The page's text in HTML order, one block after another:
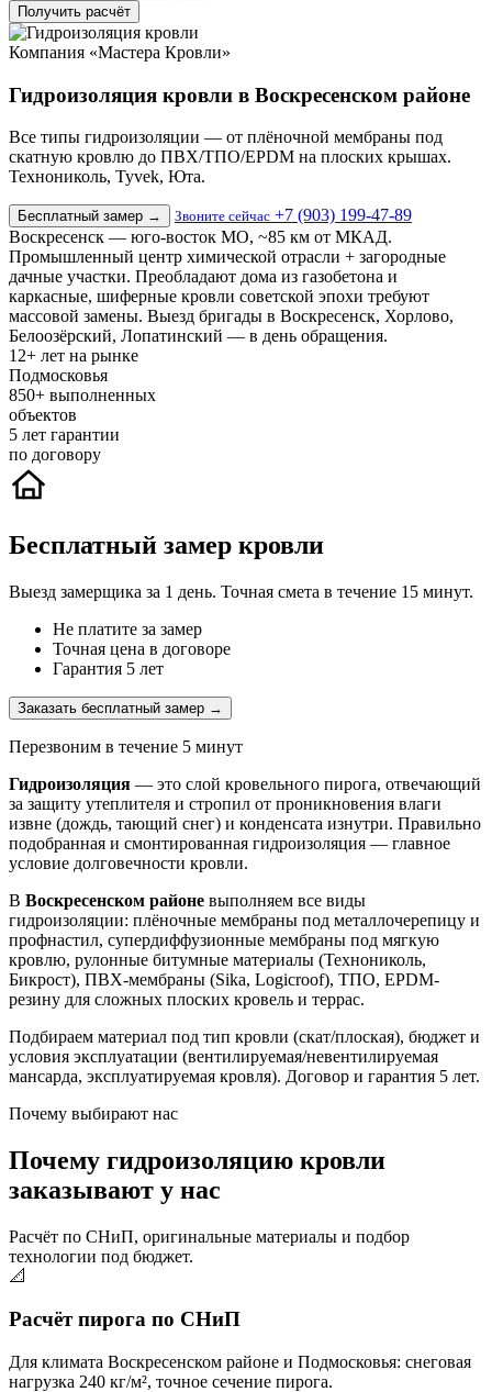
Получить расчёт
Компания «Мастера Кровли»
Гидроизоляция кровли в Воскресенском районе
Все типы гидроизоляции — от плёночной мембраны под
скатную кровлю до ПВХ/ТПО/EPDM на плоских крышах.
Технониколь, Tyvek, Юта.
Бесплатный замер → Звоните сейчас +7 (903) 199-47-89
Воскресенск — юго-восток МО, ~85 км от МКАД.
Промышленный центр химической отрасли + загородные
дачные участки. Преобладают дома из газобетона и
каркасные, шиферные кровли советской эпохи требуют
массовой замены. Выезд бригады в Воскресенск, Хорлово,
Белоозёрский, Лопатинский — в день обращения.
12+ лет на рынке
Подмосковья
850+ выполненных
объектов
5 лет гарантии
по договору
Бесплатный замер кровли
Выезд замерщика за 1 день. Точная смета в течение 15 минут.
Не платите за замер
Точная цена в договоре
Гарантия 5 лет
Заказать бесплатный замер →
Перезвоним в течение 5 минут
Гидроизоляция — это слой кровельного пирога, отвечающий
за защиту утеплителя и стропил от проникновения влаги
извне (дождь, тающий снег) и конденсата изнутри. Правильно
подобранная и смонтированная гидроизоляция — главное
условие долговечности кровли.
В Воскресенском районе выполняем все виды
гидроизоляции: плёночные мембраны под металлочерепицу и
профнастил, супердиффузионные мембраны под мягкую
кровлю, рулонные битумные материалы (Технониколь,
Бикрост), ПВХ-мембраны (Sika, Logicroof), ТПО, EPDM-
резину для сложных плоских кровель и террас.
Подбираем материал под тип кровли (скат/плоская), бюджет и
условия эксплуатации (вентилируемая/невентилируемая
мансарда, эксплуатируемая кровля). Договор и гарантия 5 лет.
Почему выбирают нас
Почему гидроизоляцию кровли
заказывают у нас
Расчёт по СНиП, оригинальные материалы и подбор
технологии под бюджет.
📐
Расчёт пирога по СНиП
Для климата Воскресенском районе и Подмосковья: снеговая
нагрузка 240 кг/м², точное сечение пирога.